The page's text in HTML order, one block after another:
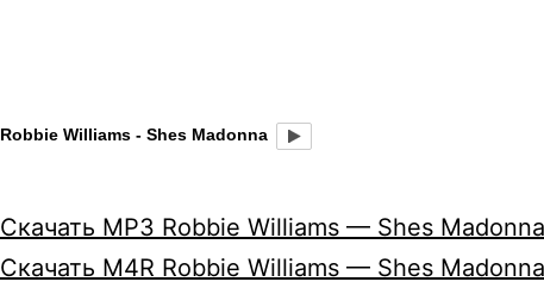
Robbie Williams - Shes Madonna
Скачать MP3 Robbie Williams — Shes Madonna
Скачать M4R Robbie Williams — Shes